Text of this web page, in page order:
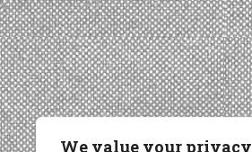
We value your privacy